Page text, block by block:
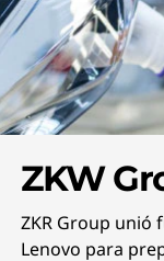
ZKW
ZKR Group unió
Lenovo para